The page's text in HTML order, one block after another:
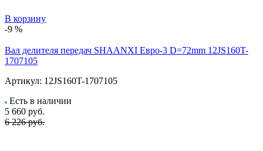
В корзину
-9 %
Вал делителя передач SHAANXI Евро-3 D=72mm 12JS160T-
1707105
Артикул: 12JS160T-1707105
Есть в наличии
5 660 руб.
6 226 руб.